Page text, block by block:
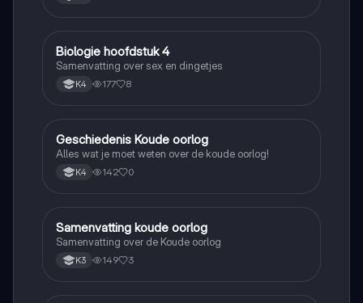
Biologie
Biologie hoofdstuk 4
Samenvatting over sex en dingetjes
K4 177 8
Geschiedenis
Geschiedenis Koude oorlog
Alles wat je moet weten over de koude oorlog!
K4 142 0
Geschiedenis
Samenvatting koude oorlog
Samenvatting over de Koude oorlog
K3 149 3